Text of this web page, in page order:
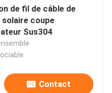
de fil de câble de
solaire coupe
Sus304
Contact